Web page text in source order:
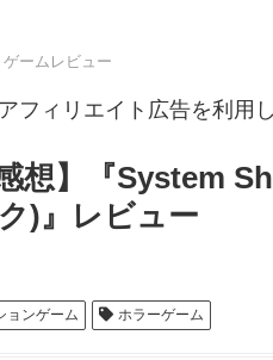
ゲームレビュー
フィリエイト広告を利用
感想】『System
)』レビュー
ョンゲーム ホラーゲーム